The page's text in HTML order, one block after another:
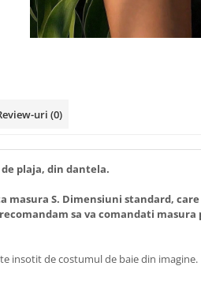
uri (0)
plaja, din dantela.
masura S. Dimensiuni standard,
sa va comandati
insotit de costumul de baie din imagine.